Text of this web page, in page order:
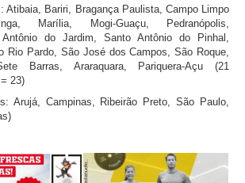
Atibaia, Bariri, Bragança Paulista, Campo Limpo
Marília, Mogi-Guaçu, Pedranópolis,
do Jardim, Santo Antônio do Pinhal,
Rio Pardo, São José dos Campos, São Roque,
Barras, Araraquara, Pariquera-Açu (21
23)
Arujá, Campinas, Ribeirão Preto, São Paulo,